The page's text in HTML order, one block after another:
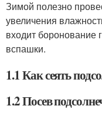
Зимой полезно
увеличения
входит боронование
вспашки.
1.1 Как сеять
1.2 Посев